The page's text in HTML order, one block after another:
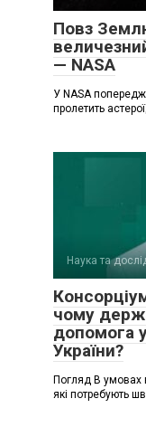
Повз
— NASA
У NASA
пролетить
Наука та
чому
допомога
України?
Погляд В умовах
які потребують